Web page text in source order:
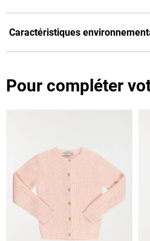
Caractéristiques
Pour compléter